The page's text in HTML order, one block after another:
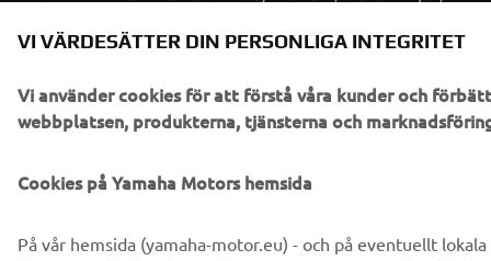
PRENUMERERA
Läs vår integritetspolicy för att ta reda på hur vi behandlar dina
VI VÄRDESÄTTER DIN PERSONLIGA INTEGRITET
Vi använder cookies för att förstå våra kunder och
webbplatsen, produkterna, tjänsterna och
Cookies på Yamaha Motors hemsida
På vår hemsida (yamaha-motor.eu) - och på eventuellt